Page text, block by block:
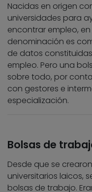
Nacidas en origen
universidades para
encontrar empleo,
denominación es
de datos
empleo. Pero una
sobre todo, por
con gestores e
especialización.
Bolsas de
Desde que se
universitarios laicos,
bolsas de trabajo.